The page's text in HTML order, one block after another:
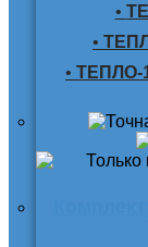
•
•
• ТЕПЛО-